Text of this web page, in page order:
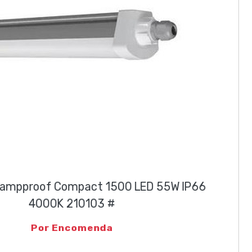
Compact 1500 LED 55W IP66
4000K 210103 #
Por Encomenda